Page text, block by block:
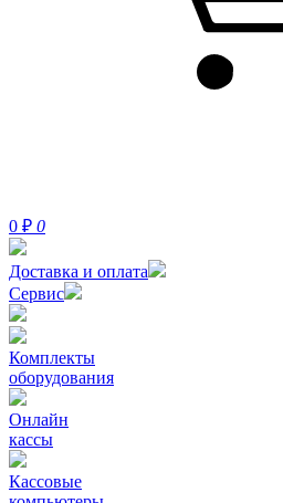
0 ₽ 0
Доставка и оплата
Сервис
Комплекты
оборудования
Онлайн
кассы
Кассовые